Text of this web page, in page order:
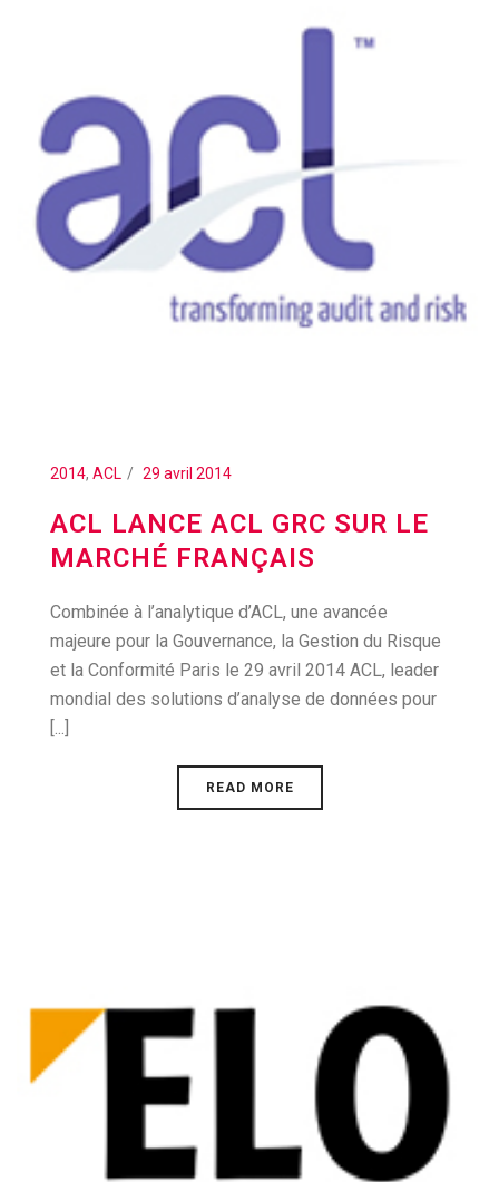
2014, ACL 29 avril 2014
ACL LANCE ACL GRC SUR LE
MARCHÉ FRANÇAIS
Combinée à l’analytique d’ACL, une avancée
majeure pour la Gouvernance, la Gestion du Risque
et la Conformité Paris le 29 avril 2014 ACL, leader
mondial des solutions d’analyse de données pour
[...]
READ MORE